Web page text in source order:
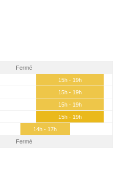
Fermé
15h - 19h
15h - 19h
15h - 19h
15h - 19h
14h - 17h
Fermé